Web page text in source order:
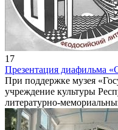
17
Презентация диафильма
При поддержке музея
учреждение культуры
литературно-